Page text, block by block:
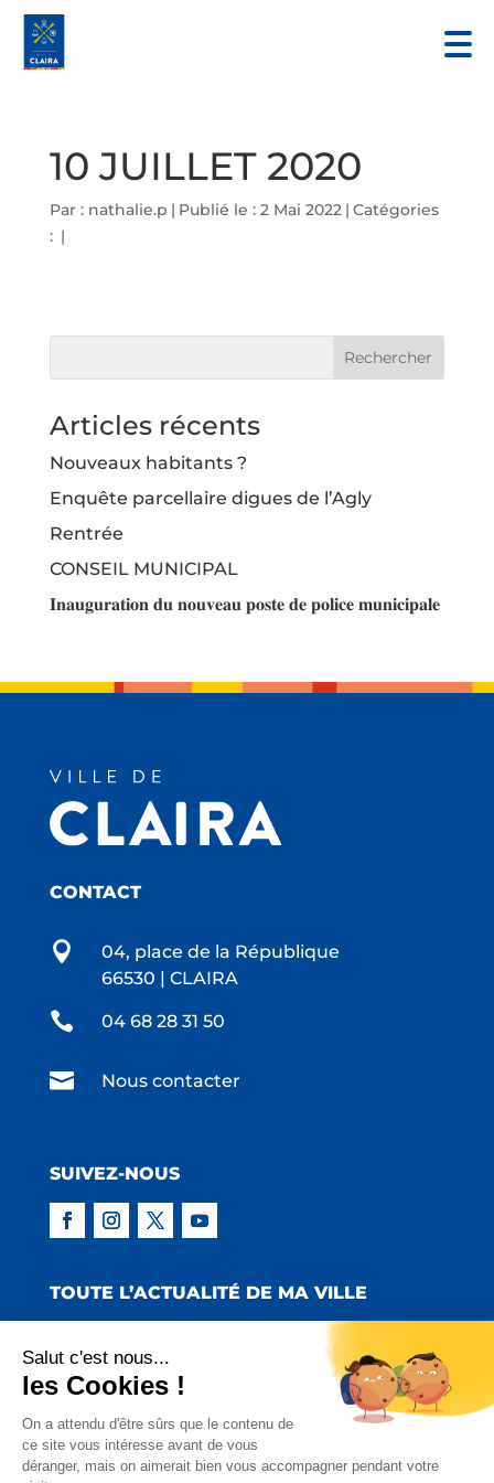
10 JUILLET 2020
Par : nathalie.p | Publié le : 2 Mai 2022 | Catégories
: |
Articles récents
Nouveaux habitants ?
Enquête parcellaire digues de l’Agly
Rentrée
CONSEIL MUNICIPAL
𝐈𝐧𝐚𝐮𝐠𝐮𝐫𝐚𝐭𝐢𝐨𝐧 𝐝𝐮 𝐧𝐨𝐮𝐯𝐞𝐚𝐮 𝐩𝐨𝐬𝐭𝐞 𝐝𝐞 𝐩𝐨𝐥𝐢𝐜𝐞 𝐦𝐮𝐧𝐢𝐜𝐢𝐩𝐚𝐥𝐞
CONTACT

04, place de la République
66530 | CLAIRA
 04 68 28 31 50
 Nous contacter
SUIVEZ-NOUS
TOUTE L’ACTUALITÉ DE MA VILLE
Copyright © 2022 Mairie de Claira | Réalisation
:Emmaluc Communication
Salut c'est nous...
les Cookies !
On a attendu d'être sûrs que le contenu de
ce site vous intéresse avant de vous
déranger, mais on aimerait bien vous accompagner pendant votre